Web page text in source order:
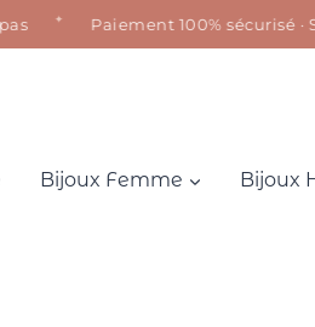
Paiement 100% sécurisé ·
Bijoux Femme Bijoux